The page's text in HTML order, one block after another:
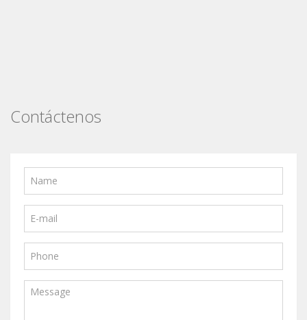
Contáctenos